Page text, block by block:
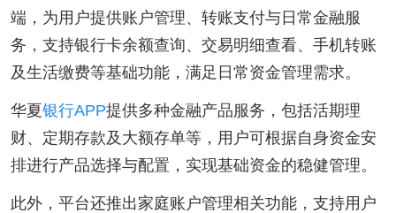
端，为用户提供账户管理、转账支付与日常金融服
务，支持银行卡余额查询、交易明细查看、手机转账
及生活缴费等基础功能，满足日常资金管理需求。
华夏银行APP提供多种金融产品服务，包括活期理
财、定期存款及大额存单等，用户可根据自身资金安
排进行产品选择与配置，实现基础资金的稳健管理。
此外，平台还推出家庭账户管理相关功能，支持用户